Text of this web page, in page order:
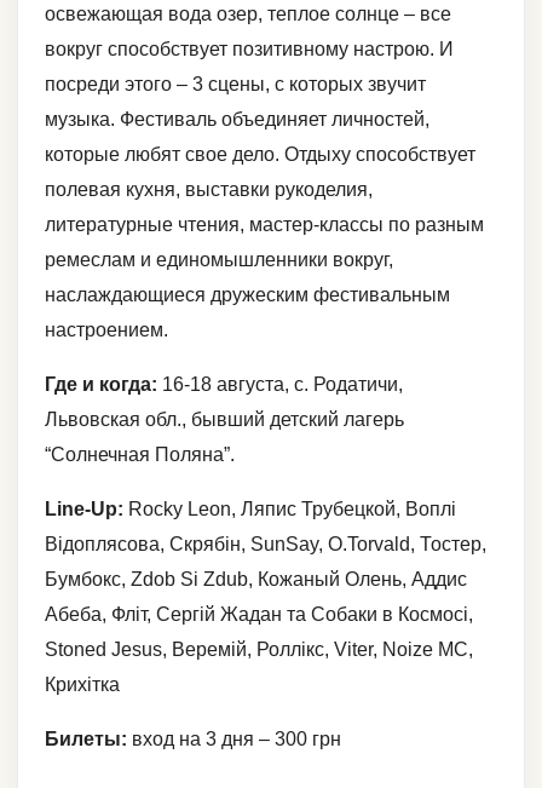
освежающая вода озер, теплое солнце – все
вокруг способствует позитивному настрою. И
посреди этого – 3 сцены, с которых звучит
музыка. Фестиваль объединяет личностей,
которые любят свое дело. Отдыху способствует
полевая кухня, выставки рукоделия,
литературные чтения, мастер-классы по разным
ремеслам и единомышленники вокруг,
наслаждающиеся дружеским фестивальным
настроением.
Где и когда: 16-18 августа, с. Родатичи,
Львовская обл., бывший детский лагерь
“Солнечная Поляна”.
Line-Up: Rocky Leon, Ляпис Трубецкой, Воплі
Відоплясова, Скрябін, SunSay, O.Torvald, Тостер,
Бумбокс, Zdob Si Zdub, Кожаный Олень, Аддис
Абеба, Фліт, Сергій Жадан та Собаки в Космосі,
Stoned Jesus, Веремій, Роллікс, Viter, Noize MC,
Крихітка
Билеты: вход на 3 дня – 300 грн